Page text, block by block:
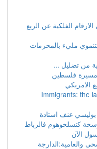
الفلكية عن الربع
مليء بالمحرمات
من تضليل ...
فلسطين
Immigrants:
عنف استادة
كنسلخوهوم فالرباط
الآن
والعامية:الدارجة